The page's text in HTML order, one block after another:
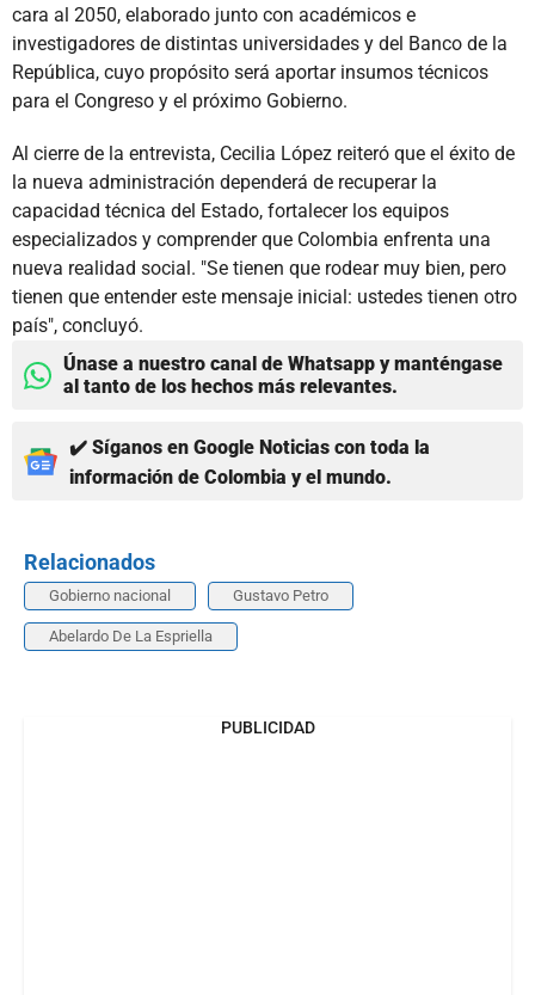
cara al 2050, elaborado junto con académicos e
investigadores de distintas universidades y del Banco de la
República, cuyo propósito será aportar insumos técnicos
para el Congreso y el próximo Gobierno.
Al cierre de la entrevista, Cecilia López reiteró que el éxito de
la nueva administración dependerá de recuperar la
capacidad técnica del Estado, fortalecer los equipos
especializados y comprender que Colombia enfrenta una
nueva realidad social. "Se tienen que rodear muy bien, pero
tienen que entender este mensaje inicial: ustedes tienen otro
país", concluyó.
Únase a nuestro canal de Whatsapp y manténgase
al tanto de los hechos más relevantes.
✔️ Síganos en Google Noticias con toda la
información de Colombia y el mundo.
Relacionados
Gobierno nacional Gustavo Petro
Abelardo De La Espriella
PUBLICIDAD